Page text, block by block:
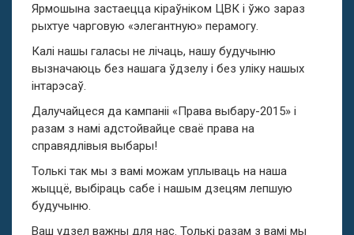
Ярмошына застаецца кіраўніком ЦВК і ўжо зараз
рыхтуе чарговую «элегантную» перамогу.
Калі нашы галасы не лічаць, нашу будучыню
вызначаюць без нашага ўдзелу і без уліку нашых
інтарэсаў.
Далучайцеся да кампаніі «Права выбару-2015» і
разам з намі адстойвайце сваё права на
справядлівыя выбары!
Толькі так мы з вамі можам уплываць на наша
жыццё, выбіраць сабе і нашым дзецям лепшую
будучыню.
Ваш удзел важны для нас. Толькі разам з вамі мы